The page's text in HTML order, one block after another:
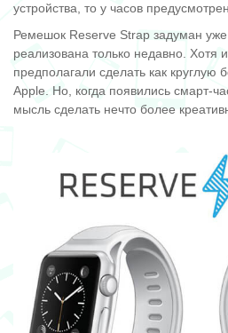
устройства, то у часов
Ремешок Reserve Strap задуман
реализована только недавно. Хотя
предполагали сделать как круглую
Apple. Но, когда появились смарт-
мысль сделать нечто более